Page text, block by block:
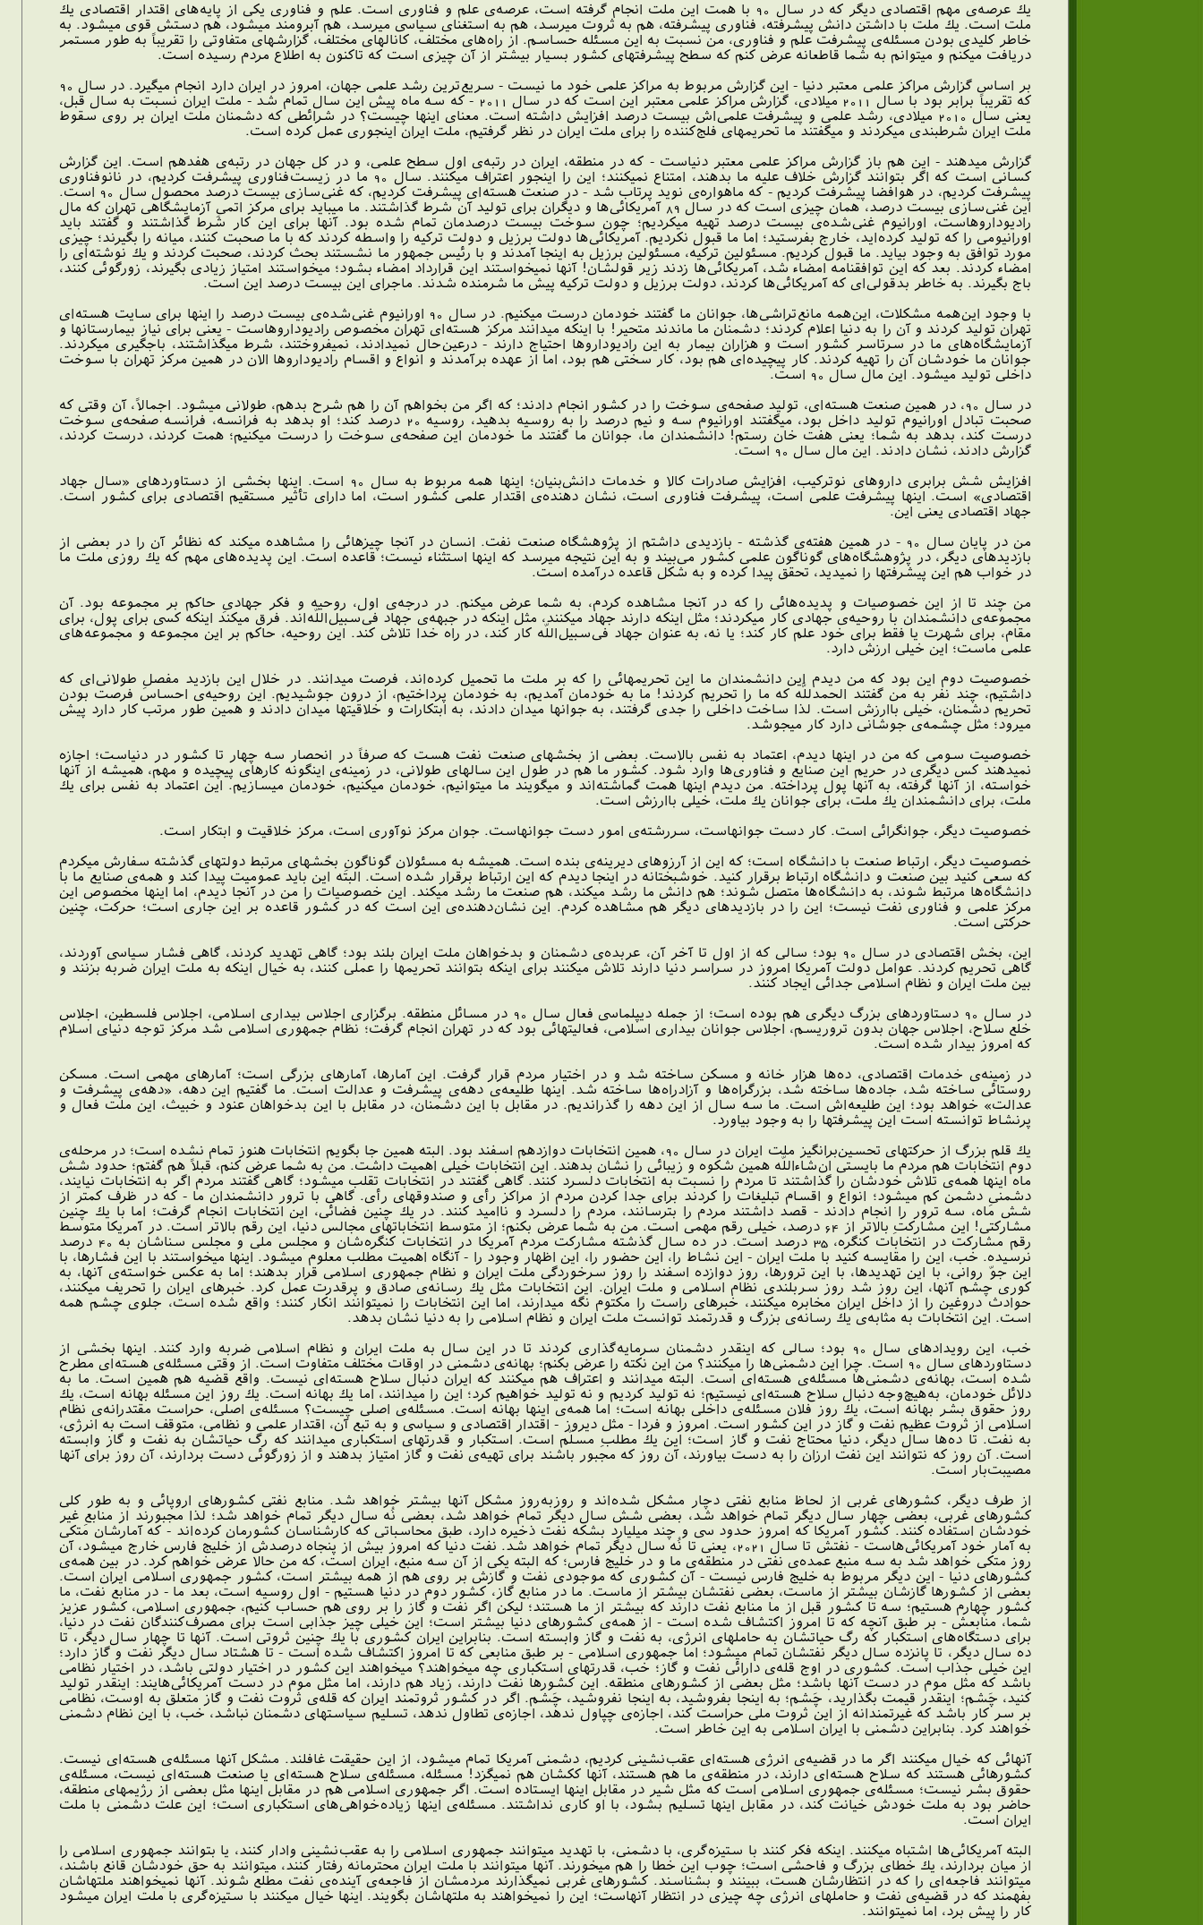
يك عرصه‌ى مهم اقتصادى ديگر كه در سال 90 با همت اين ملت انجام گرفته است، عرصه‌ى علم و فناورى است. علم و فناورى يكى از پايه‌هاى اقتدار اقتصادى يك
ملت است. يك ملت با داشتن دانش پيشرفته، فناورى پيشرفته، هم به ثروت ميرسد، هم به استغناى سياسى ميرسد، هم آبرومند ميشود، هم دستش قوى ميشود. به
خاطر كليدى بودن مسئله‌ى پيشرفت علم و فناورى، من نسبت به اين مسئله حساسم. از راه‌هاى مختلف، كانالهاى مختلف، گزارشهاى متفاوتى را تقريباً به طور مستمر
دريافت ميكنم و ميتوانم به شما قاطعانه عرض كنم كه سطح پيشرفتهاى كشور بسيار بيشتر از آن چيزى است كه تاكنون به اطلاع مردم رسيده است.
بر اساس گزارش مراكز علمى معتبر دنيا - اين گزارش مربوط به مراكز علمى خود ما نيست - سريع‌ترين رشد علمى جهان، امروز در ايران دارد انجام ميگيرد. در سال 90
كه تقريباً برابر بود با سال 2011 ميلادى، گزارش مراكز علمى معتبر اين است كه در سال 2011 - كه سه ماه پيش اين سال تمام شد - ملت ايران نسبت به سال قبل،
يعنى سال 2010 ميلادى، رشد علمى و پيشرفت علمى‌اش بيست درصد افزايش داشته است. معناى اينها چيست؟ در شرائطى كه دشمنان ملت ايران بر روى سقوط
ملت ايران شرطبندى ميكردند و ميگفتند ما تحريمهاى فلج‌كننده را براى ملت ايران در نظر گرفتيم، ملت ايران اينجورى عمل كرده است.
گزارش ميدهند - اين هم باز گزارش مراكز علمى معتبر دنياست - كه در منطقه، ايران در رتبه‌ى اول سطح علمى، و در كل جهان در رتبه‌ى هفدهم است. اين گزارش
كسانى است كه اگر بتوانند گزارش خلاف عليه ما بدهند، امتناع نميكنند؛ اين را اينجور اعتراف ميكنند. سال 90 ما در زيست‌فناورى پيشرفت كرديم، در نانوفناورى
پيشرفت كرديم، در هوافضا پيشرفت كرديم - كه ماهواره‌ى نويد پرتاب شد - در صنعت هسته‌اى پيشرفت كرديم، كه غنى‌سازى بيست درصد محصول سال 90 است.
اين غنى‌سازى بيست درصد، همان چيزى است كه در سال 89 آمريكائى‌ها و ديگران براى توليد آن شرط گذاشتند. ما ميبايد براى مركز اتمىِ آزمايشگاهى تهران كه مال
راديوداروهاست، اورانيوم غنى‌شده‌ى بيست درصد تهيه ميكرديم؛ چون سوخت بيست درصدمان تمام شده بود. آنها براى اين كار شرط گذاشتند و گفتند بايد
اورانيومى را كه توليد كرده‌ايد، خارج بفرستيد؛ اما ما قبول نكرديم. آمريكائى‌ها دولت برزيل و دولت تركيه را واسطه كردند كه با ما صحبت كنند، ميانه را بگيرند؛ چيزى
مورد توافق به وجود بيايد. ما قبول كرديم. مسئولين تركيه، مسئولين برزيل به اينجا آمدند و با رئيس جمهور ما نشستند بحث كردند، صحبت كردند و يك نوشته‌اى را
امضاء كردند. بعد كه اين توافقنامه امضاء شد، آمريكائى‌ها زدند زير قولشان! آنها نميخواستند اين قرارداد امضاء بشود؛ ميخواستند امتياز زيادى بگيرند، زورگوئى كنند،
باج بگيرند. به خاطر بدقولى‌اى كه آمريكائى‌ها كردند، دولت برزيل و دولت تركيه پيش ما شرمنده شدند. ماجراى اين بيست درصد اين است.
با وجود اين‌همه مشكلات، اين‌همه مانع‌تراشى‌ها، جوانان ما گفتند خودمان درست ميكنيم. در سال 90 اورانيوم غنى‌شده‌ى بيست درصد را اينها براى سايت هسته‌اى
تهران توليد كردند و آن را به دنيا اعلام كردند؛ دشمنان ما ماندند متحير! با اينكه ميدانند مركز هسته‌اى تهران مخصوص راديوداروهاست - يعنى براى نياز بيمارستانها و
آزمايشگاه‌هاى ما در سرتاسر كشور است و هزاران بيمار به اين راديوداروها احتياج دارند - درعين‌حال نميدادند، نميفروختند، شرط ميگذاشتند، باجگيرى ميكردند.
جوانان ما خودشان آن را تهيه كردند. كار پيچيده‌اى هم بود، كار سختى هم بود، اما از عهده برآمدند و انواع و اقسام راديوداروها الان در همين مركز تهران با سوخت
داخلى توليد ميشود. اين مال سال 90 است.
در سال 90، در همين صنعت هسته‌اى، توليد صفحه‌ى سوخت را در كشور انجام دادند؛ كه اگر من بخواهم آن را هم شرح بدهم، طولانى ميشود. اجمالاً، آن وقتى كه
صحبت تبادل اورانيوم توليد داخل بود، ميگفتند اورانيوم سه و نیم درصد را به روسيه بدهيد، روسيه 20 درصد كند؛ او بدهد به فرانسه، فرانسه صفحه‌ى سوخت
درست كند، بدهد به شما؛ يعنى هفت خان رستم! دانشمندان ما، جوانان ما گفتند ما خودمان اين صفحه‌ى سوخت را درست ميكنيم؛ همت كردند، درست كردند،
گزارش دادند، نشان دادند. اين مال سال 90 است.
افزايش شش برابرى داروهاى نوتركيب، افزايش صادرات كالا و خدمات دانش‌بنيان؛ اينها همه مربوط به سال 90 است. اينها بخشى از دستاوردهاى «سال جهاد
اقتصادى» است. اينها پيشرفت علمى است، پيشرفت فناورى است، نشان دهنده‌ى اقتدار علمى كشور است، اما داراى تأثير مستقيم اقتصادى براى كشور است.
جهاد اقتصادى يعنى اين.
من در پايان سال 90 - در همين هفته‌ى گذشته - بازديدى داشتم از پژوهشگاه صنعت نفت. انسان در آنجا چيزهائى را مشاهده ميكند كه نظائر آن را در بعضى از
بازديدهاى ديگر، در پژوهشگاه‌هاى گوناگون علمى كشور مى‌بيند و به اين نتيجه ميرسد كه اينها استثناء نيست؛ قاعده است. اين پديده‌هاى مهم كه يك روزى ملت ما
در خواب هم اين پيشرفتها را نميديد، تحقق پيدا كرده و به شكل قاعده درآمده است.
من چند تا از اين خصوصيات و پديده‌هائى را كه در آنجا مشاهده كردم، به شما عرض ميكنم. در درجه‌ى اول، روحيه و فكر جهادىِ حاكم بر مجموعه بود. آن
مجموعه‌ى دانشمندان با روحيه‌ى جهادى كار ميكردند؛ مثل اينكه دارند جهاد ميكنند، مثل اينكه در جبهه‌ى جهاد فى‌سبيل‌اللّه‌اند. فرق ميكند اينكه كسى براى پول، براى
مقام، براى شهرت يا فقط براى خود علم كار كند؛ يا نه، به عنوان جهاد فى‌سبيل‌اللّه كار كند، در راه خدا تلاش كند. اين روحيه، حاكم بر اين مجموعه و مجموعه‌هاى
علمى ماست؛ اين خيلى ارزش دارد.
خصوصيت دوم اين بود كه من ديدم اين دانشمندان ما اين تحريمهائى را كه بر ملت ما تحميل كرده‌اند، فرصت ميدانند. در خلال اين بازديد مفصلِ طولانى‌اى كه
داشتيم، چند نفر به من گفتند الحمدللَّه كه ما را تحريم كردند! ما به خودمان آمديم، به خودمان پرداختيم، از درون جوشيديم. اين روحيه‌ى احساس فرصت بودن
تحريم دشمنان، خيلى باارزش است. لذا ساخت داخلى را جدى گرفتند، به جوانها ميدان دادند، به ابتكارات و خلاقيتها ميدان دادند و همين طور مرتب كار دارد پيش
ميرود؛ مثل چشمه‌ى جوشانى دارد كار ميجوشد.
خصوصيت سومى كه من در اينها ديدم، اعتماد به نفس بالاست. بعضى از بخشهاى صنعت نفت هست كه صرفاً در انحصار سه چهار تا كشور در دنياست؛ اجازه
نميدهند كس ديگرى در حريم اين صنايع و فناورى‌ها وارد شود. كشور ما هم در طول اين سالهاى طولانى، در زمينه‌ى اينگونه كارهاى پيچيده و مهم، هميشه از آنها
خواسته، از آنها گرفته، به آنها پول پرداخته. من ديدم اينها همت گماشته‌اند و ميگويند ما ميتوانيم، خودمان ميكنيم، خودمان ميسازيم. اين اعتماد به نفس براى يك
ملت، براى دانشمندان يك ملت، براى جوانان يك ملت، خيلى باارزش است.
خصوصيت ديگر، جوانگرائى است. كار دست جوانهاست، سررشته‌ى امور دست جوانهاست. جوان مركز نوآورى است، مركز خلاقيت و ابتكار است.
خصوصيت ديگر، ارتباط صنعت با دانشگاه است؛ كه اين از آرزوهاى ديرينه‌ى بنده است. هميشه به مسئولان گوناگونِ بخشهاى مرتبط دولتهاى گذشته سفارش ميكردم
كه سعى كنيد بين صنعت و دانشگاه ارتباط برقرار كنيد. خوشبختانه در اينجا ديدم كه اين ارتباط برقرار شده است. البته اين بايد عموميت پيدا كند و همه‌ى صنايع ما با
دانشگاه‌ها مرتبط شوند، به دانشگاه‌ها متصل شوند؛ هم دانش ما رشد ميكند، هم صنعت ما رشد ميكند. اين خصوصيات را من در آنجا ديدم، اما اينها مخصوص اين
مركز علمى و فناورى نفت نيست؛ اين را در بازديدهاى ديگر هم مشاهده كردم. اين نشان‌دهنده‌ى اين است كه در كشور قاعده بر اين جارى است؛ حركت، چنين
حركتى است.
اين، بخش اقتصادى در سال 90 بود؛ سالى كه از اول تا آخر آن، عربده‌ى دشمنان و بدخواهان ملت ايران بلند بود؛ گاهى تهديد كردند، گاهى فشار سياسى آوردند،
گاهى تحريم كردند. عوامل دولت آمريكا امروز در سراسر دنيا دارند تلاش ميكنند براى اينكه بتوانند تحريمها را عملى كنند، به خيال اينكه به ملت ايران ضربه بزنند و
بين ملت ايران و نظام اسلامى جدائى ايجاد كنند.
در سال 90 دستاوردهاى بزرگ ديگرى هم بوده است؛ از جمله ديپلماسى فعال سال 90 در مسائل منطقه. برگزارى اجلاس بيدارى اسلامى، اجلاس فلسطين، اجلاس
خلع سلاح، اجلاس جهان بدون تروريسم، اجلاس جوانان بيدارى اسلامى، فعاليتهائى بود كه در تهران انجام گرفت؛ نظام جمهورى اسلامى شد مركز توجه دنياى اسلام
كه امروز بيدار شده است.
در زمينه‌ى خدمات اقتصادى، ده‌ها هزار خانه و مسكن ساخته شد و در اختيار مردم قرار گرفت. اين آمارها، آمارهاى بزرگى است؛ آمارهاى مهمى است. مسكن
روستائى ساخته شد، جاده‌ها ساخته شد، بزرگراه‌ها و آزادراه‌ها ساخته شد. اينها طليعه‌ى دهه‌ى پيشرفت و عدالت است. ما گفتيم اين دهه، «دهه‌ى پيشرفت و
عدالت» خواهد بود؛ اين طليعه‌اش است. ما سه سال از اين دهه را گذرانديم. در مقابل با اين دشمنان، در مقابل با اين بدخواهان عنود و خبيث، اين ملت فعال و
پرنشاط توانسته است اين پيشرفتها را به وجود بياورد.
يك قلم بزرگ از حركتهاى تحسين‌برانگيز ملت ايران در سال 90، همين انتخابات دوازدهم اسفند بود. البته همين جا بگويم انتخابات هنوز تمام نشده است؛ در مرحله‌ى
دوم انتخابات هم مردم ما بايستى ان‌شاءاللّه همين شكوه و زيبائى را نشان بدهند. اين انتخابات خيلى اهميت داشت. من به شما عرض كنم، قبلاً هم گفتم؛ حدود شش
ماه اينها همه‌ى تلاش خودشان را گذاشتند تا مردم را نسبت به انتخابات دلسرد كنند. گاهى گفتند در انتخابات تقلب ميشود؛ گاهى گفتند مردم اگر به انتخابات نيايند،
دشمنىِ دشمن كم ميشود؛ انواع و اقسام تبليغات را كردند براى جدا كردن مردم از مراكز رأى و صندوقهاى رأى. گاهى با ترور دانشمندان ما - كه در ظرف كمتر از
شش ماه، سه ترور را انجام دادند - قصد داشتند مردم را بترسانند، مردم را دلسرد و نااميد كنند. در يك چنين فضائى، اين انتخابات انجام گرفت؛ اما با يك چنين
مشاركتى! اين مشاركتِ بالاتر از 64 درصد، خيلى رقم مهمى است. من به شما عرض بكنم؛ از متوسط انتخاباتهاى مجالس دنيا، اين رقم بالاتر است. در آمريكا متوسط
رقم مشاركت در انتخابات كنگره، 35 درصد است. در ده سال گذشته مشاركت مردم آمريكا در انتخابات كنگره‌شان و مجلس ملى و مجلس سناشان به 40 درصد
نرسيده. خب، اين را مقايسه كنيد با ملت ايران - اين نشاط را، اين حضور را، اين اظهار وجود را - آنگاه اهميت مطلب معلوم ميشود. اينها ميخواستند با اين فشارها، با
اين جوّ روانى، با اين تهديدها، با اين ترورها، روز دوازده اسفند را روز سرخوردگى ملت ايران و نظام جمهورى اسلامى قرار بدهند؛ اما به عكس خواسته‌ى آنها، به
كورى چشم آنها، اين روز شد روز سربلندى نظام اسلامى و ملت ايران. اين انتخابات مثل يك رسانه‌ى صادق و پرقدرت عمل كرد. خبرهاى ايران را تحريف ميكنند،
حوادث دروغين را از داخل ايران مخابره ميكنند، خبرهاى راست را مكتوم نگه ميدارند، اما اين انتخابات را نميتوانند انكار كنند؛ واقع شده است، جلوى چشم همه
است. اين انتخابات به مثابه‌ى يك رسانه‌ى بزرگ و قدرتمند توانست ملت ايران و نظام اسلامى را به دنيا نشان بدهد.
خب، اين رويدادهاى سال 90 بود؛ سالى كه اينقدر دشمنان سرمايه‌گذارى كردند تا در اين سال به ملت ايران و نظام اسلامى ضربه وارد كنند. اينها بخشى از
دستاوردهاى سال 90 است. چرا اين دشمنى‌ها را ميكنند؟ من اين نكته را عرض بكنم؛ بهانه‌ى دشمنى در اوقات مختلف متفاوت است. از وقتى مسئله‌ى هسته‌اى مطرح
شده است، بهانه‌ى دشمنى‌ها مسئله‌ى هسته‌اى است. البته ميدانند و اعتراف هم ميكنند كه ايران دنبال سلاح هسته‌اى نيست. واقع قضيه هم همين است. ما به
دلائل خودمان، به‌هيچ‌وجه دنبال سلاح هسته‌اى نيستيم؛ نه توليد كرديم و نه توليد خواهيم كرد؛ اين را ميدانند، اما يك بهانه است. يك روز اين مسئله بهانه است، يك
روز حقوق بشر بهانه است، يك روز فلان مسئله‌ى داخلى بهانه است؛ اما همه‌ى اينها بهانه است. مسئله‌ى اصلى چيست؟ مسئله‌ى اصلى، حراست مقتدرانه‌ى نظام
اسلامى از ثروت عظيم نفت و گاز در اين كشور است. امروز و فردا - مثل ديروز - اقتدار اقتصادى و سياسى و به تبع آن، اقتدار علمى و نظامى، متوقف است به انرژى،
به نفت. تا ده‌ها سال ديگر، دنيا محتاج نفت و گاز است؛ اين يك مطلبِ مسلّم است. استكبار و قدرتهاى استكبارى ميدانند كه رگ حياتشان به نفت و گاز وابسته
است. آن روز كه نتوانند اين نفت ارزان را به دست بياورند، آن روز كه مجبور باشند براى تهيه‌ى نفت و گاز امتياز بدهند و از زورگوئى دست بردارند، آن روز براى آنها
مصيبت‌بار است.
از طرف ديگر، كشورهاى غربى از لحاظ منابع نفتى دچار مشكل شده‌اند و روزبه‌روز مشكل آنها بيشتر خواهد شد. منابع نفتى كشورهاى اروپائى و به طور كلى
كشورهاى غربى، بعضى چهار سال ديگر تمام خواهد شد، بعضى شش سال ديگر تمام خواهد شد، بعضى نُه سال ديگر تمام خواهد شد؛ لذا مجبورند از منابعِ غير
خودشان استفاده كنند. كشور آمريكا كه امروز حدود سى و چند ميليارد بشكه نفت ذخيره دارد، طبق محاسباتى كه كارشناسان كشورمان كرده‌اند - كه آمارشان متكى
به آمار خود آمريكائى‌هاست - نفتش تا سال 2021، يعنى تا نُه سال ديگر تمام خواهد شد. نفت دنيا كه امروز بيش از پنجاه درصدش از خليج فارس خارج ميشود، آن
روز متكى خواهد شد به سه منبع عمده‌ى نفتى در منطقه‌ى ما و در خليج فارس؛ كه البته يكى از آن سه منبع، ايران است، كه من حالا عرض خواهم كرد. در بين همه‌ى
كشورهاى دنيا - اين ديگر مربوط به خليج فارس نيست - آن كشورى كه موجودى نفت و گازش بر روى هم از همه بيشتر است، كشور جمهورى اسلامى ايران است.
بعضى از كشورها گازشان بيشتر از ماست، بعضى نفتشان بيشتر از ماست. ما در منابع گاز، كشور دوم در دنيا هستيم - اول روسيه است، بعد ما - در منابع نفت، ما
كشور چهارم هستيم؛ سه تا كشور قبل از ما منابع نفت دارند كه بيشتر از ما هستند؛ ليكن اگر نفت و گاز را بر روى هم حساب كنيم، جمهورى اسلامى، كشور عزيز
شما، منابعش - بر طبق آنچه كه تا امروز اكتشاف شده است - از همه‌ى كشورهاى دنيا بيشتر است؛ اين خيلى چيز جذابى است براى مصرف‌كنندگان نفت در دنيا،
براى دستگاه‌هاى استكبار كه رگ حياتشان به حاملهاى انرژى، به نفت و گاز وابسته است. بنابراين ايران كشورى با يك چنين ثروتى است. آنها تا چهار سال ديگر، تا
ده سال ديگر، تا پانزده سال ديگر نفتشان تمام ميشود؛ اما جمهورى اسلامى - بر طبق منابعى كه تا امروز اكتشاف شده است - تا هشتاد سال ديگر نفت و گاز دارد؛
اين خيلى جذاب است. كشورى در اوج قله‌ى دارائى نفت و گاز؛ خب، قدرتهاى استكبارى چه ميخواهند؟ ميخواهند اين كشور در اختيار دولتى باشد، در اختيار نظامى
باشد كه مثل موم در دست آنها باشد؛ مثل بعضى از كشورهاى منطقه. اين كشورها نفت دارند، زياد هم دارند، اما مثل موم در دست آمريكائى‌هايند: اينقدر توليد
كنيد، چَشم؛ اينقدر قيمت بگذاريد، چَشم؛ به اينجا بفروشيد، به اينجا نفروشيد، چَشم. اگر در كشور ثروتمند ايران كه قله‌ى ثروت نفت و گاز متعلق به اوست، نظامى
بر سر كار باشد كه غيرتمندانه از اين ثروت ملى حراست كند، اجازه‌ى چپاول ندهد، اجازه‌ى تطاول ندهد، تسليم سياستهاى دشمنان نباشد، خب، با اين نظام دشمنى
خواهند كرد. بنابراين دشمنى با ايران اسلامى به اين خاطر است.
آنهائى كه خيال ميكنند اگر ما در قضيه‌ى انرژى هسته‌اى عقب‌نشينى كرديم، دشمنى آمريكا تمام ميشود، از اين حقيقت غافلند. مشكل آنها مسئله‌ى هسته‌اى نيست.
كشورهائى هستند كه سلاح هسته‌اى دارند، در منطقه‌ى ما هم هستند، آنها ككشان هم نميگزد! مسئله، مسئله‌ى سلاح هسته‌اى يا صنعت هسته‌اى نيست، مسئله‌ى
حقوق بشر نيست؛ مسئله‌ى جمهورى اسلامى است كه مثل شير در مقابل اينها ايستاده است. اگر جمهورى اسلامى هم در مقابل اينها مثل بعضى از رژيمهاى منطقه،
حاضر بود به ملت خودش خيانت كند، در مقابل اينها تسليم بشود، با او كارى نداشتند. مسئله‌ى اينها زياده‌خواهى‌هاى استكبارى است؛ اين علت دشمنى با ملت
ايران است.
البته آمريكائى‌ها اشتباه ميكنند. اينكه فكر كنند با ستيزه‌گرى، با دشمنى، با تهديد ميتوانند جمهورى اسلامى را به عقب‌نشينى وادار كنند، يا بتوانند جمهورى اسلامى را
از ميان بردارند، يك خطاى بزرگ و فاحشى است؛ چوب اين خطا را هم ميخورند. آنها ميتوانند با ملت ايران محترمانه رفتار كنند، ميتوانند به حق خودشان قانع باشند،
ميتوانند فاجعه‌اى را كه در انتظارشان هست، ببينند و بشناسند. كشورهاى غربى نميگذارند مردمشان از فاجعه‌ى آينده‌ى نفت مطلع شوند. آنها نميخواهند ملتهاشان
بفهمند كه در قضيه‌ى نفت و حاملهاى انرژى چه چيزى در انتظار آنهاست؛ اين را نميخواهند به ملتهاشان بگويند. اينها خيال ميكنند با ستيزه‌گرى با ملت ايران ميشود
كار را پيش برد، اما نميتوانند.